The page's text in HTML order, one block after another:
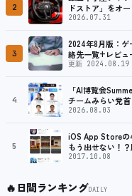
2
ドストア」をオ
ング／フライト
2026.07.31
3
2024年8月版：
絡先一覧+レビュ
更新 2024.08.19
4
「AI博覧会
チームみらい党
ル庁のガバメン
2026.08.03
5
iOS App Storeの
もう出せない！
2017.10.08
🔥日間ランキングDAILY